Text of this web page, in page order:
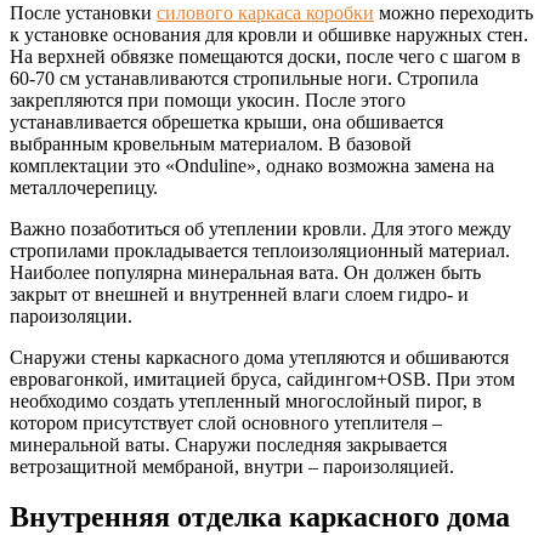
После установки силового каркаса коробки можно переходить
к установке основания для кровли и обшивке наружных стен.
На верхней обвязке помещаются доски, после чего с шагом в
60-70 см устанавливаются стропильные ноги. Стропила
закрепляются при помощи укосин. После этого
устанавливается обрешетка крыши, она обшивается
выбранным кровельным материалом. В базовой
комплектации это «Onduline», однако возможна замена на
металлочерепицу.
Важно позаботиться об утеплении кровли. Для этого между
стропилами прокладывается теплоизоляционный материал.
Наиболее популярна минеральная вата. Он должен быть
закрыт от внешней и внутренней влаги слоем гидро- и
пароизоляции.
Снаружи стены каркасного дома утепляются и обшиваются
евровагонкой, имитацией бруса, сайдингом+OSB. При этом
необходимо создать утепленный многослойный пирог, в
котором присутствует слой основного утеплителя –
минеральной ваты. Снаружи последняя закрывается
ветрозащитной мембраной, внутри – пароизоляцией.
Внутренняя отделка каркасного дома